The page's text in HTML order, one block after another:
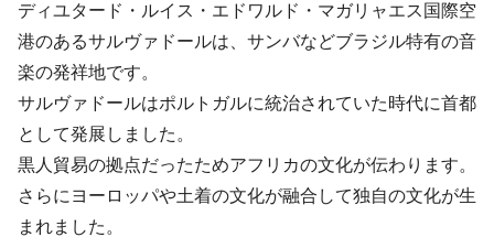
ディユタード・ルイス・エドワルド・マガリャエス国際空
港のあるサルヴァドールは、サンバなどブラジル特有の音
楽の発祥地です。
サルヴァドールはポルトガルに統治されていた時代に首都
として発展しました。
黒人貿易の拠点だったためアフリカの文化が伝わります。
さらにヨーロッパや土着の文化が融合して独自の文化が生
まれました。